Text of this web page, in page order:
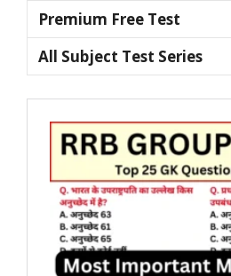
Premium Free Test
All Subject Test Series